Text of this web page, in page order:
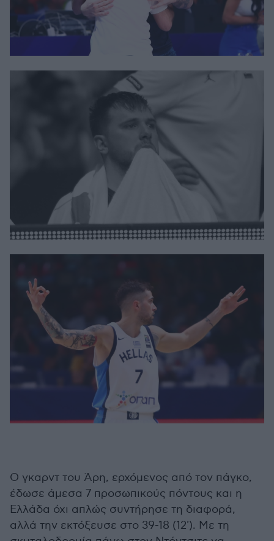
Ο γκαρντ του Άρη, ερχόμενος από τον πάγκο,
έδωσε άμεσα 7 προσωπικούς πόντους και η
Ελλάδα όχι απλώς συντήρησε τη διαφορά,
αλλά την εκτόξευσε στο 39-18 (12'). Με τη